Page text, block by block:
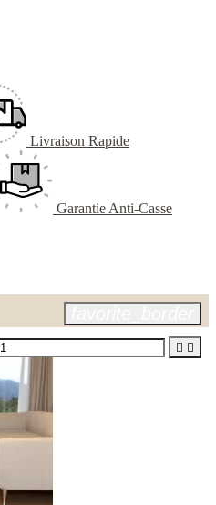
Livraison Rapide
Garantie Anti-Casse
 